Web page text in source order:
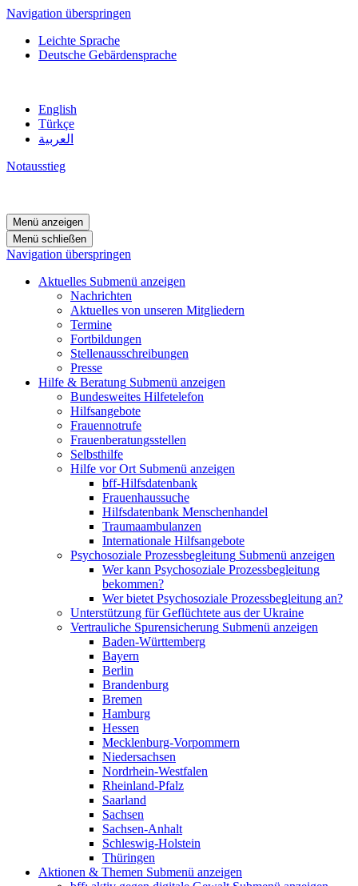
Navigation überspringen
Leichte Sprache
Deutsche Gebärdensprache
English
Türkçe
العربية
Notausstieg
Menü anzeigen
Menü schließen
Navigation überspringen
Aktuelles Submenü anzeigen
Nachrichten
Aktuelles von unseren Mitgliedern
Termine
Fortbildungen
Stellenausschreibungen
Presse
Hilfe & Beratung Submenü anzeigen
Bundesweites Hilfetelefon
Hilfsangebote
Frauennotrufe
Frauenberatungsstellen
Selbsthilfe
Hilfe vor Ort Submenü anzeigen
bff-Hilfsdatenbank
Frauenhaussuche
Hilfsdatenbank Menschenhandel
Traumaambulanzen
Internationale Hilfsangebote
Psychosoziale Prozessbegleitung Submenü anzeigen
Wer kann Psychosoziale Prozessbegleitung
bekommen?
Wer bietet Psychosoziale Prozessbegleitung an?
Unterstützung für Geflüchtete aus der Ukraine
Vertrauliche Spurensicherung Submenü anzeigen
Baden-Württemberg
Bayern
Berlin
Brandenburg
Bremen
Hamburg
Hessen
Mecklenburg-Vorpommern
Niedersachsen
Nordrhein-Westfalen
Rheinland-Pfalz
Saarland
Sachsen
Sachsen-Anhalt
Schleswig-Holstein
Thüringen
Aktionen & Themen Submenü anzeigen